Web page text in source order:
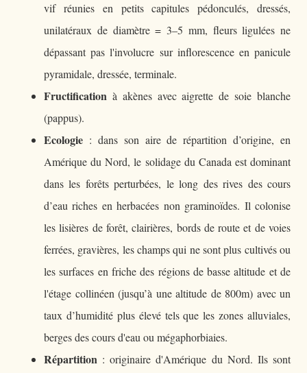
vif réunies en petits capitules pédonculés, dressés,
unilatéraux de diamètre = 3–5 mm, fleurs ligulées ne
dépassant pas l'involucre sur inflorescence en panicule
pyramidale, dressée, terminale.
Fructification à akènes avec aigrette de soie blanche
(pappus).
Ecologie : dans son aire de répartition d’origine, en
Amérique du Nord, le solidage du Canada est dominant
dans les forêts perturbées, le long des rives des cours
d’eau riches en herbacées non graminoïdes. Il colonise
les lisières de forêt, clairières, bords de route et de voies
ferrées, gravières, les champs qui ne sont plus cultivés ou
les surfaces en friche des régions de basse altitude et de
l'étage collinéen (jusqu’à une altitude de 800m) avec un
taux d’humidité plus élevé tels que les zones alluviales,
berges des cours d'eau ou mégaphorbiaies.
Répartition : originaire d'Amérique du Nord. Ils sont